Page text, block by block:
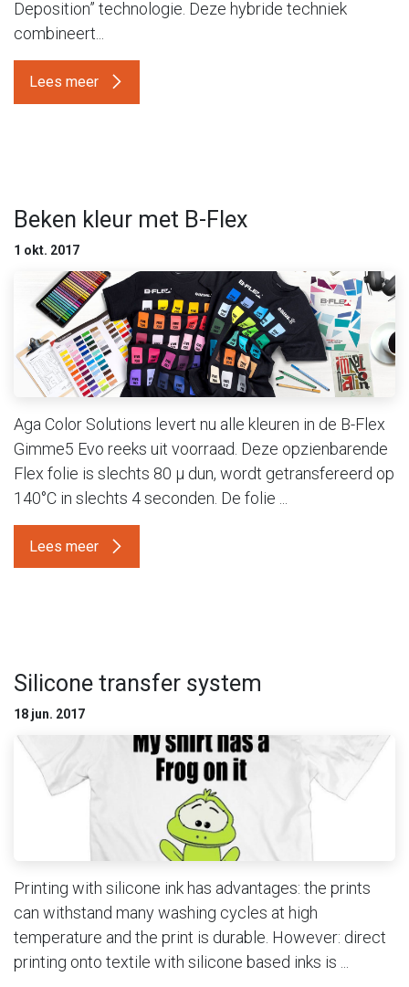
Deposition” technologie. Deze hybride techniek
combineert...
Lees meer
Beken kleur met B-Flex
1 okt. 2017
Aga Color Solutions levert nu alle kleuren in de B-Flex
Gimme5 Evo reeks uit voorraad. Deze opzienbarende
Flex folie is slechts 80 µ dun, wordt getransfereerd op
140°C in slechts 4 seconden. De folie ...
Lees meer
Silicone transfer system
18 jun. 2017
Printing with silicone ink has advantages: the prints
can withstand many washing cycles at high
temperature and the print is durable. However: direct
printing onto textile with silicone based inks is ...